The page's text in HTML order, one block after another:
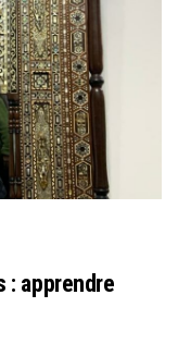
: apprendre